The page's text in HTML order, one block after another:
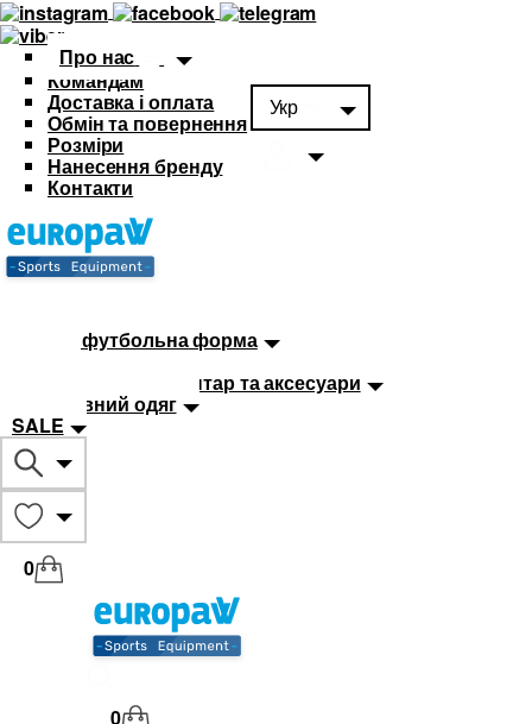
Про нас
Командам
Доставка і оплата
Обмін та повернення
Розміри
Нанесення бренду
Контакти
Укр
Дитяча футбольна форма
Тренувальний інвентар та аксесуари
Спортивний одяг
SALE
0
0